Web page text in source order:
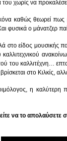
χωρίς να
καθώς θεωρεί
φυσικά ο μάνατζερ
στο είδος μουσικής
του καλλιτέχνη…
στο Κιλκίς,
η
να το απολαύσετε